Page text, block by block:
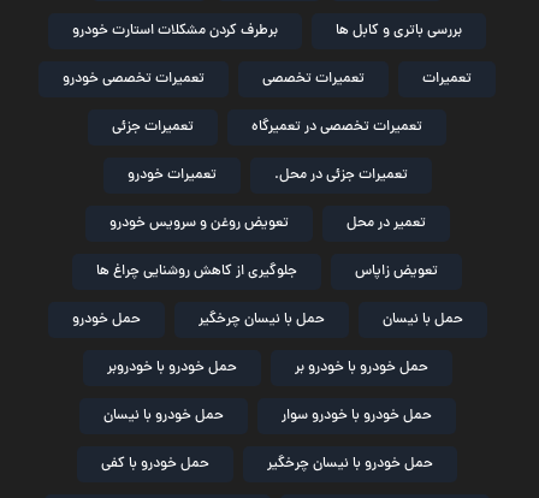
بررسی باتری و کابل ها برطرف کردن مشکلات استارت خودرو
تعمیرات تعمیرات تخصصی تعمیرات تخصصی خودرو
تعمیرات تخصصی در تعمیرگاه تعمیرات جزئی
تعمیرات جزئی در محل. تعمیرات خودرو
تعمیر در محل تعویض روغن و سرویس خودرو
تعویض زاپاس جلوگیری از کاهش روشنایی چراغ ها
حمل با نیسان حمل با نیسان چرخگیر حمل خودرو
حمل خودرو با خودرو بر حمل خودرو با خودروبر
حمل خودرو با خودرو سوار حمل خودرو با نیسان
حمل خودرو با نیسان چرخگیر حمل خودرو با کفی